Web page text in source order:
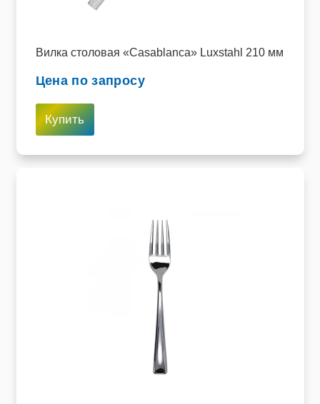
Вилка столовая «Casablanca» Luxstahl 210 мм
Цена по запросу
Купить